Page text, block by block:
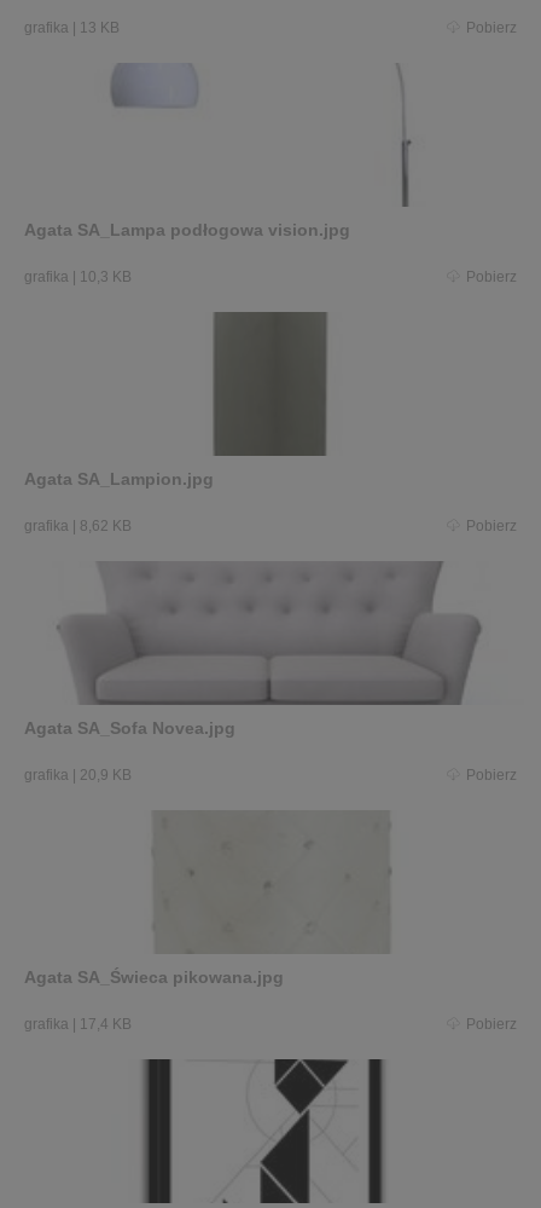
grafika 13 KB Pobierz
Agata SA_Lampa podłogowa vision.jpg
grafika 10,3 KB Pobierz
Agata SA_Lampion.jpg
grafika 8,62 KB Pobierz
Agata SA_Sofa Novea.jpg
grafika 20,9 KB Pobierz
Agata SA_Świeca pikowana.jpg
grafika 17,4 KB Pobierz